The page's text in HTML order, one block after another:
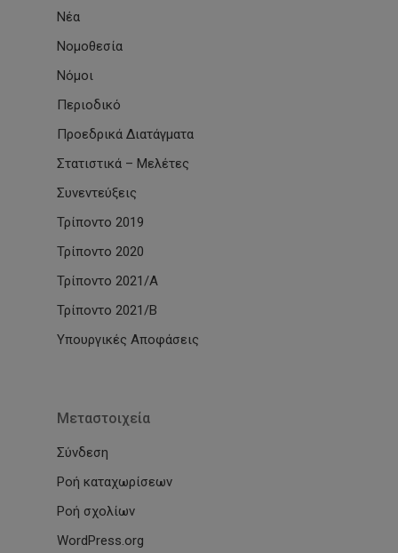
Νέα
Νομοθεσία
Νόμοι
Περιοδικό
Προεδρικά Διατάγματα
Στατιστικά – Μελέτες
Συνεντεύξεις
Τρίποντο 2019
Τρίποντο 2020
Τρίποντο 2021/Α
Τρίποντο 2021/Β
Υπουργικές Αποφάσεις
Μεταστοιχεία
Σύνδεση
Ροή καταχωρίσεων
Ροή σχολίων
WordPress.org